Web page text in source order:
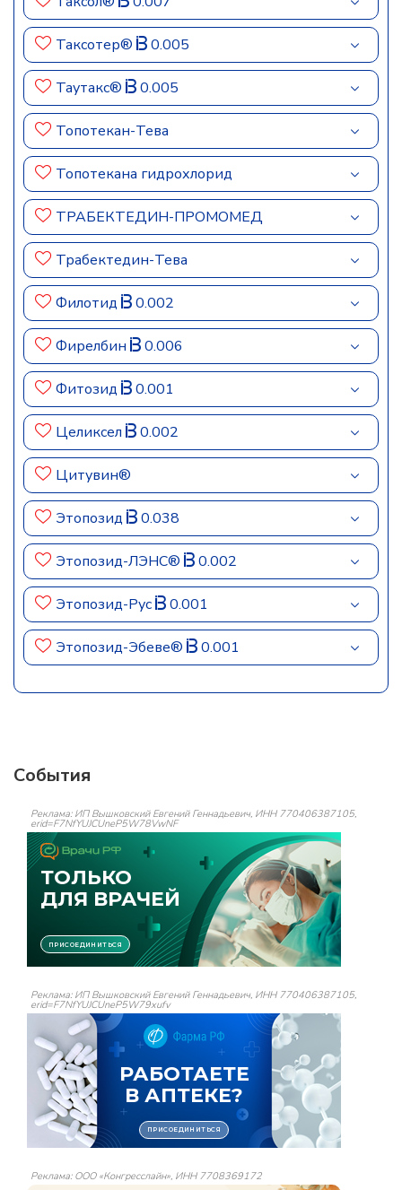
Таксотер® 0.005
Таутакс® 0.005
Топотекан-Тева
Топотекана гидрохлорид
ТРАБЕКТЕДИН-ПРОМОМЕД
Трабектедин-Тева
Филотид 0.002
Фирелбин 0.006
Фитозид 0.001
Целиксел 0.002
Цитувин®
Этопозид 0.038
Этопозид-ЛЭНС® 0.002
Этопозид-Рус 0.001
Этопозид-Эбеве® 0.001
События
Реклама: ИП Вышковский Евгений Геннадьевич, ИНН 770406387105,
erid=F7NfYUJCUneP5W78VwNF
Реклама: ИП Вышковский Евгений Геннадьевич, ИНН 770406387105,
erid=F7NfYUJCUneP5W79xufv
Реклама: ООО «Конгресслайн», ИНН 7708369172